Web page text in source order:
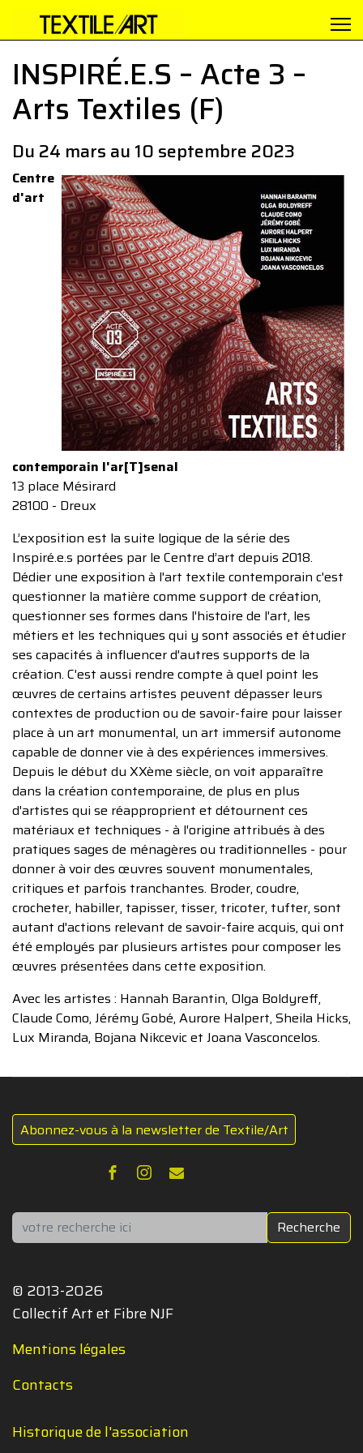
INSPIRÉ.E.S – Acte 3 –
Arts Textiles (F)
Du 24 mars au 10 septembre 2023
Centre
d'art
contemporain l'ar[T]senal
13 place Mésirard
28100 - Dreux
L’exposition est la suite logique de la série des
Inspiré.e.s portées par le Centre d’art depuis 2018.
Dédier une exposition à l'art textile contemporain c'est
questionner la matière comme support de création,
questionner ses formes dans l'histoire de l'art, les
métiers et les techniques qui y sont associés et étudier
ses capacités à influencer d'autres supports de la
création. C'est aussi rendre compte à quel point les
œuvres de certains artistes peuvent dépasser leurs
contextes de production ou de savoir-faire pour laisser
place à un art monumental, un art immersif autonome
capable de donner vie à des expériences immersives.
Depuis le début du XXème siècle, on voit apparaître
dans la création contemporaine, de plus en plus
d'artistes qui se réapproprient et détournent ces
matériaux et techniques - à l'origine attribués à des
pratiques sages de ménagères ou traditionnelles - pour
donner à voir des œuvres souvent monumentales,
critiques et parfois tranchantes. Broder, coudre,
crocheter, habiller, tapisser, tisser, tricoter, tufter, sont
autant d'actions relevant de savoir-faire acquis, qui ont
été employés par plusieurs artistes pour composer les
œuvres présentées dans cette exposition.
Avec les artistes : Hannah Barantin, Olga Boldyreff,
Claude Como, Jérémy Gobé, Aurore Halpert, Sheila Hicks,
Lux Miranda, Bojana Nikcevic et Joana Vasconcelos.
Abonnez-vous à la newsletter de Textile/Art
Rechercher Recherche
© 2013-2026
Collectif Art et Fibre NJF
Mentions légales
Contacts
Historique de l'association